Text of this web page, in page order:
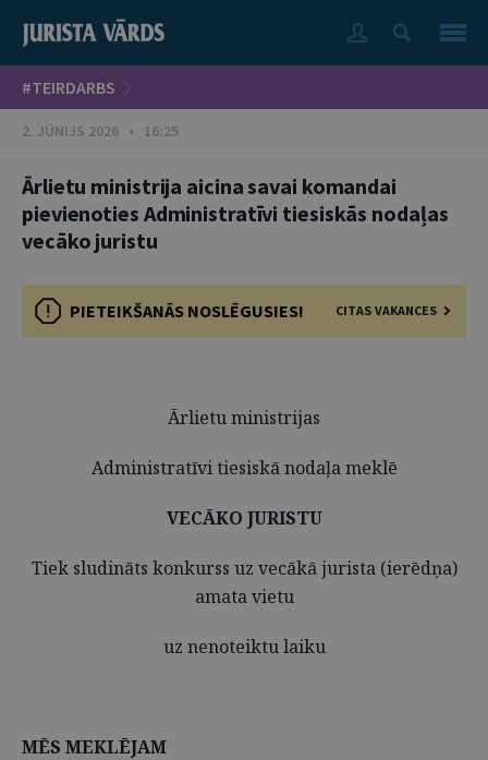
#TEIRDARBS
2. JŪNIJS 2026 • 16:25
Ārlietu ministrija aicina savai komandai
pievienoties Administratīvi tiesiskās nodaļas
vecāko juristu
PIETEIKŠANĀS NOSLĒGUSIES! CITAS VAKANCES
Ārlietu ministrijas
Administratīvi tiesiskā nodaļa meklē
VECĀKO JURISTU
Tiek sludināts konkurss uz vecākā jurista (ierēdņa)
amata vietu
uz nenoteiktu laiku
MĒS MEKLĒJAM